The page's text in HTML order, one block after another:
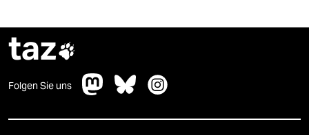
taz
Folgen Sie uns